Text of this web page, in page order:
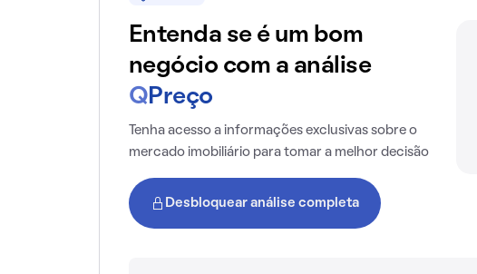
Entenda se é um bom
negócio com a análise
Q Preço
Tenha acesso a informações exclusivas sobre o
mercado imobiliário para tomar a melhor decisão
Desbloquear análise completa